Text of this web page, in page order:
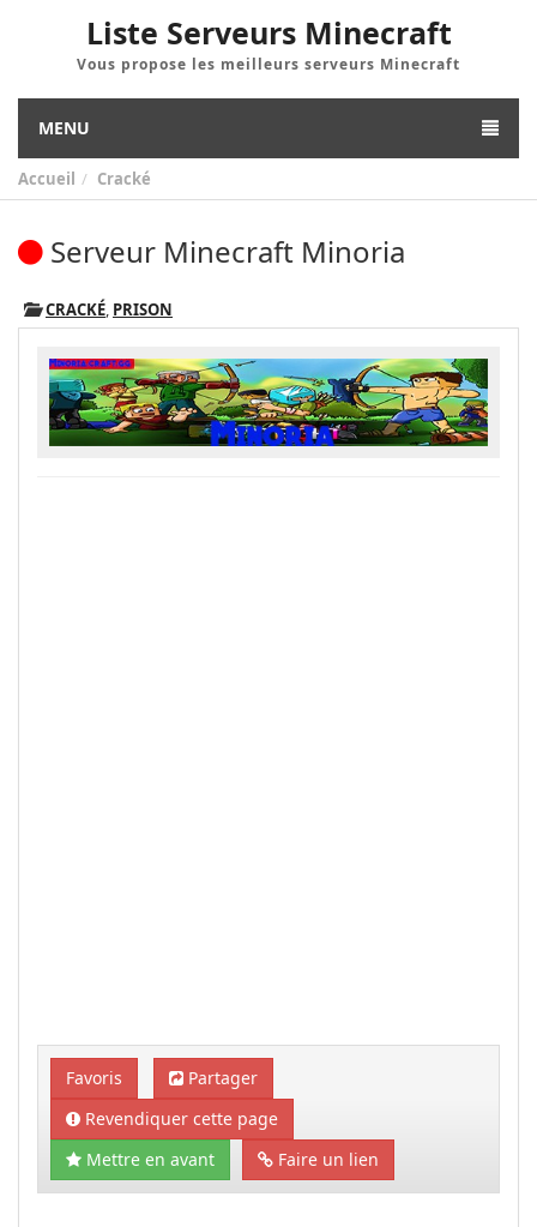
Liste Serveurs Minecraft
Vous propose les meilleurs serveurs Minecraft
MENU
Accueil Cracké
Serveur Minecraft Minoria
CRACKÉ, PRISON
Favoris
Partager
Revendiquer cette page
Mettre en avant
Faire un lien